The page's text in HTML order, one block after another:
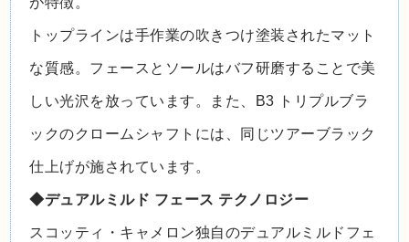
トップラインは手作業の吹きつけ塗装されたマット
な質感。フェースとソールはバフ研磨することで美
しい光沢を放っています。また、B3 トリプルブラ
ックのクロームシャフトには、同じツアーブラック
仕上げが施されています。
◆デュアルミルド フェース テクノロジー
スコッティ・キャメロン独自のデュアルミルドフェ